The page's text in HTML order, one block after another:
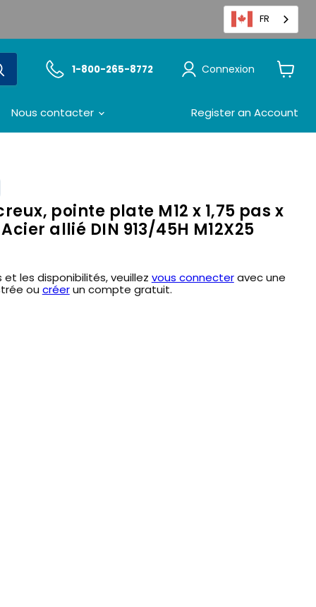
FR
1-800-265-8772 Connexion
panier
Nous contacter Register an Account
pointe plate M12 x 1,75 pas x
allié DIN 913/45H M12X25
les disponibilités, veuillez vous connecteravec une
ou créerun compte gratuit.